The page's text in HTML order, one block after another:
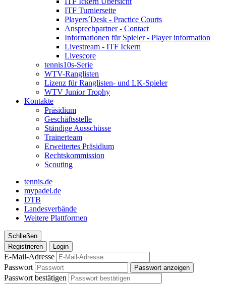
ITF Turnierseite
Players´Desk - Practice Courts
Ansprechpartner - Contact
Informationen für Spieler - Player information
Livestream - ITF Ickern
Livescore
tennis10s-Serie
WTV-Ranglisten
Lizenz für Ranglisten- und LK-Spieler
WTV Junior Trophy
Kontakte
Präsidium
Geschäftsstelle
Ständige Ausschüsse
Trainerteam
Erweitertes Präsidium
Rechtskommission
Scouting
tennis.de
mypadel.de
DTB
Landesverbände
Weitere Plattformen
Schließen
Registrieren
Login
E-Mail-Adresse
Passwort
Passwort anzeigen
Passwort bestätigen